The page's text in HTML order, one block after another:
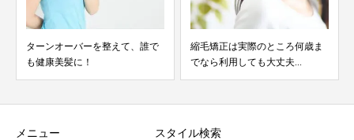
ターンオーバーを整えて、誰で
も健康美髪に！
縮毛矯正は実際のところ何歳ま
でなら利用しても大丈夫...
メニュー
スタイル検索